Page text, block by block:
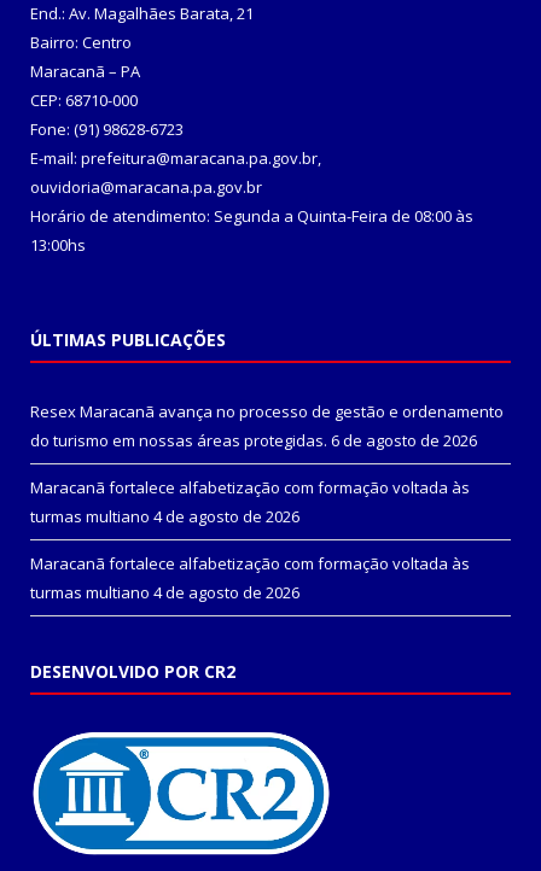
End.: Av. Magalhães Barata, 21
Bairro: Centro
Maracanã – PA
CEP: 68710-000
Fone: (91) 98628-6723
E-mail: prefeitura@maracana.pa.gov.br,
ouvidoria@maracana.pa.gov.br
Horário de atendimento: Segunda a Quinta-Feira de 08:00 às
13:00hs
ÚLTIMAS PUBLICAÇÕES
Resex Maracanã avança no processo de gestão e ordenamento
do turismo em nossas áreas protegidas. 6 de agosto de 2026
Maracanã fortalece alfabetização com formação voltada às
turmas multiano 4 de agosto de 2026
Maracanã fortalece alfabetização com formação voltada às
turmas multiano 4 de agosto de 2026
DESENVOLVIDO POR CR2